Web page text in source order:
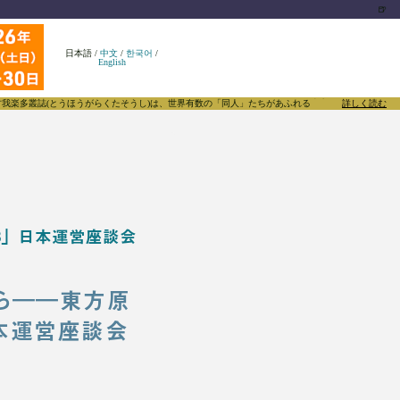
🍺
日本語 /中文 /한국어 /
English
ほうがらくたそうし)は、世界有数の「同人」たちがあふれる東方Projectについて発信するメ
詳しく読む
日本運営座談会
ら――東方原
営座談会